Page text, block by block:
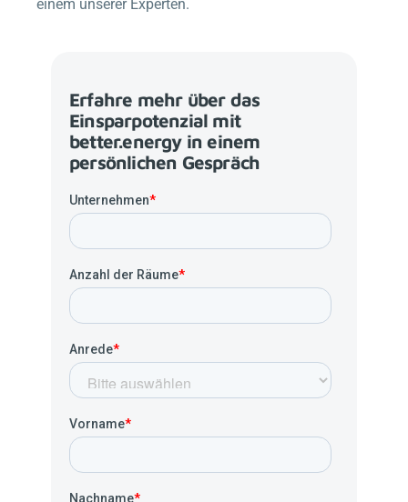
einem unserer Experten.
Erfahre mehr über das
Einsparpotenzial mit
better.energyin einem
persönlichen Gespräch